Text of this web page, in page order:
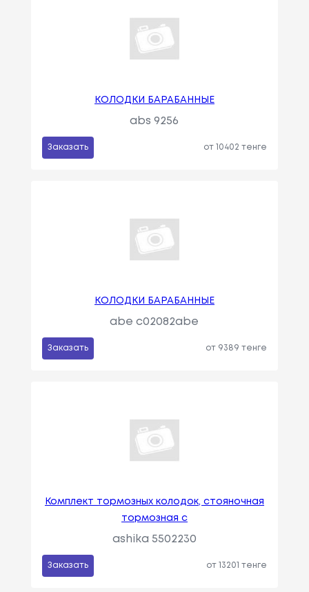
КОЛОДКИ БАРАБАННЫЕ
abs 9256
Заказать от 10402 тенге
КОЛОДКИ БАРАБАННЫЕ
abe c02082abe
Заказать от 9389 тенге
Комплект тормозных колодок, стояночная
тормозная с
ashika 5502230
Заказать от 13201 тенге